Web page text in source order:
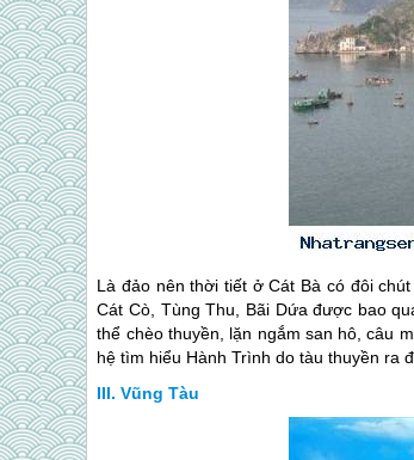
Là đảo nên thời tiết ở Cát Bà có đôi
Cát Cò, Tùng Thu, Bãi Dứa được bao
thể chèo thuyền, lặn ngắm san hô, câu
hệ tìm hiểu Hành Trình do tàu thuyền ra
Vũng Tàu